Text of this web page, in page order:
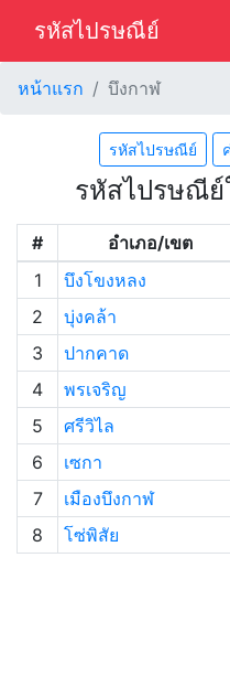
รหัสไปรษณีย์
หน้าแรก บึงกาฬ
รหัสไปรษณีย์
รหัสไปรษณีย์
# อำเภอ/เขต
1
บึงโขงหลง
2
บุ่งคล้า
3
ปากคาด
4
พรเจริญ
5
ศรีวิไล
6
เซกา
7
เมืองบึงกาฬ
8
โซ่พิสัย